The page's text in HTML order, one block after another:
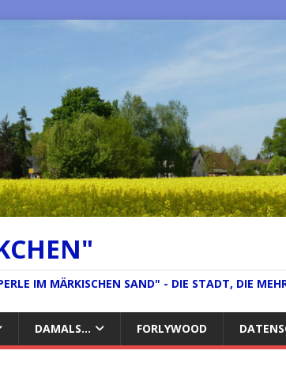
IM MÄRKISCHEN SAND" - DIE STADT, DIE
DAMALS… FORLYWOOD